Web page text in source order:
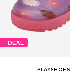
DEAL
PLAYSHOES